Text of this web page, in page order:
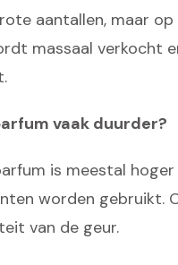
aantallen, maar op
massaal verkocht
vaak duurder?
is meestal
worden gebruikt.
van de geur.